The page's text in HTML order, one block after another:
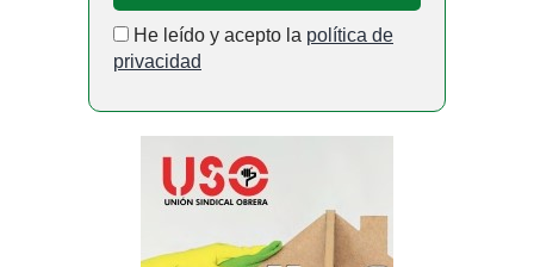
He leído y acepto la política de
privacidad